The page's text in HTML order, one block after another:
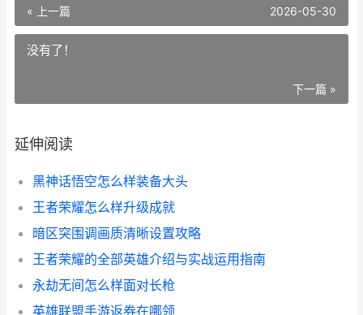
« 上一篇 2026-05-30
没有了！
下一篇 »
延伸阅读
黑神话悟空怎么样装备大头
王者荣耀怎么样升级成就
暗区突围调画质清晰设置攻略
王者荣耀的全部英雄介绍与实战运用指南
永劫无间怎么样面对长枪
英雄联盟手游返券在哪领